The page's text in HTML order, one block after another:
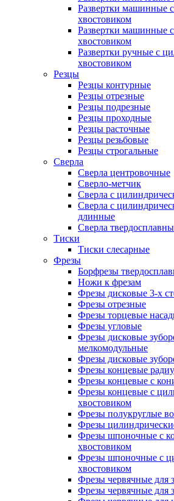
Развертки машинные
хвостовиком
Развертки машинные
хвостовиком
Развертки ручные с
хвостовиком
Резцы
Резцы контурные
Резцы отрезные
Резцы подрезные
Резцы проходные
Резцы расточные
Резцы резьбовые
Резцы строгальные
Сверла
Сверла центровочные
Сверло-метчик
Сверла с
Сверла с
длинные
Сверла
Тиски
Тиски слесарные
Фрезы
Борфрезы
Ножи к фрезам
Фрезы дисковые 3-х
Фрезы отрезные
Фрезы торцевые
Фрезы угловые
Фрезы дисковые
мелкомодульные
Фрезы дисковые
Фрезы концевые
Фрезы концевые с
Фрезы концевые с
хвостовиком
Фрезы полукруглые
Фрезы
Фрезы шпоночные с
хвостовиком
Фрезы шпоночные с
хвостовиком
Фрезы червячные для
Фрезы червячные для